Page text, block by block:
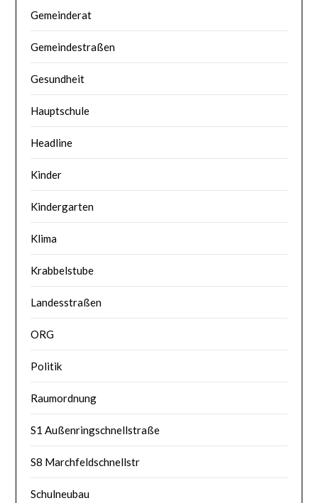
Gemeinderat
Gemeindestraßen
Gesundheit
Hauptschule
Headline
Kinder
Kindergarten
Klima
Krabbelstube
Landesstraßen
ORG
Politik
Raumordnung
S1 Außenringschnellstraße
S8 Marchfeldschnellstr
Schulneubau